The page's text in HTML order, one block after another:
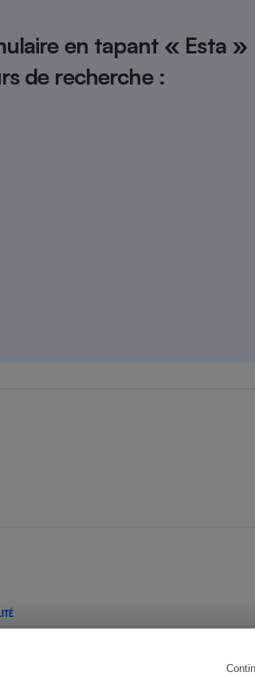
en tapant « Esta »
de recherche :
Électricité - Gaz